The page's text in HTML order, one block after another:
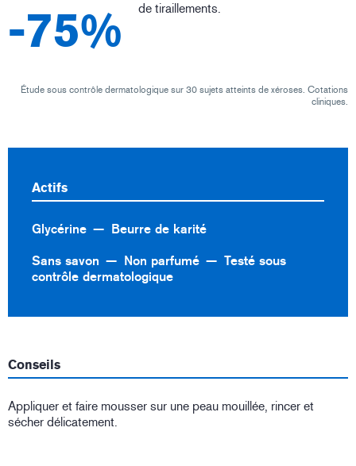
-75% de tiraillements.
Étude sous contrôle dermatologique sur 30 sujets atteints de xéroses. Cotations
cliniques.
Actifs
Glycérine Beurre de karité
Sans savon Non parfumé
Testé sous
contrôle dermatologique
Conseils
Appliquer et faire mousser sur une peau mouillée, rincer et
sécher délicatement.